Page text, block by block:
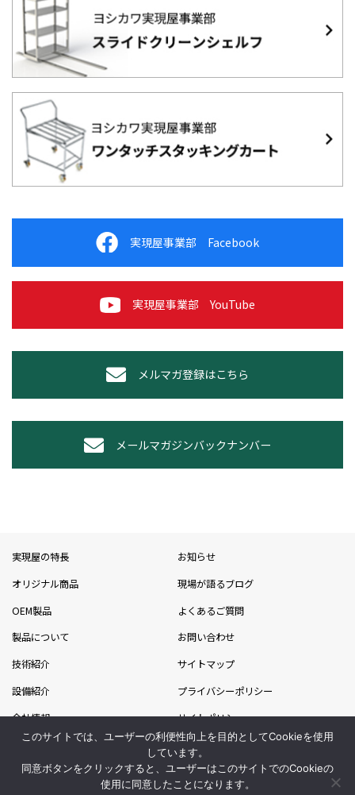
実現屋事業部 Facebook
実現屋事業部 YouTube
メルマガ登録はこちら
メールマガジンバックナンバー
実現屋の特長
オリジナル商品
OEM製品
製品について
技術紹介
設備紹介
会社情報
採用情報
お知らせ
現場が語るブログ
よくあるご質問
お問い合わせ
サイトマップ
プライバシーポリシー
サイトポリシー
吉川グループ
ライフスタイル事業部
このサイトでは、ユーザーの利便性向上を目的としてCookieを使用
しています。
同意ボタンをクリックすると、ユーザーはこのサイトでのCookieの
使用に同意したことになります。